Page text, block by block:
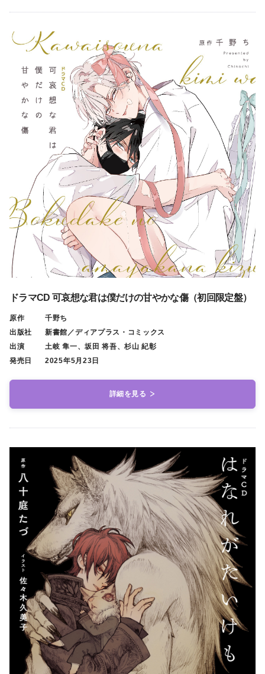
ドラマCD 可哀想な君は僕だけの甘やかな傷（初回限定盤）
原作
千野ち
出版社
新書館／ディアプラス・コミックス
出演
土岐 隼一、坂田 将吾、杉山 紀彰
発売日
2025年5月23日
詳細を見る